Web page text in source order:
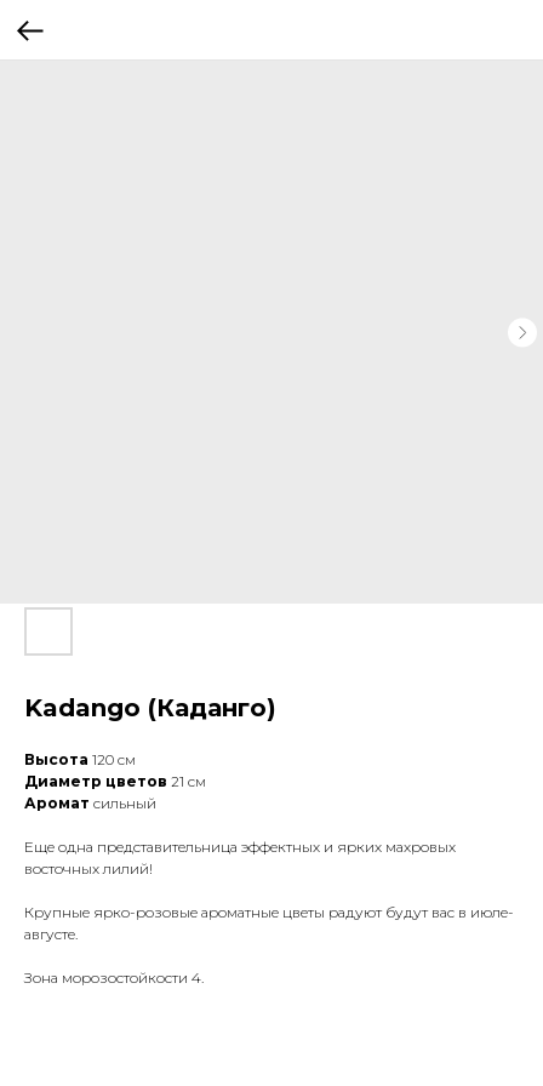
Kadango (Каданго)
Высота 120 см
Диаметр цветов 21 см
Аромат сильный
Еще одна представительница эффектных и ярких махровых
восточных лилий!
Крупные ярко-розовые ароматные цветы радуют будут вас в июле-
августе.
Зона морозостойкости 4.